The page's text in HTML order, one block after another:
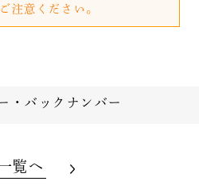
注意ください。
・バックナンバー
覧へ